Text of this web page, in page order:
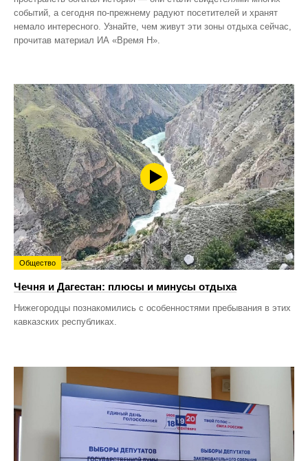
событий, а сегодня по‑прежнему радуют посетителей и хранят
немало интересного. Узнайте, чем живут эти зоны отдыха сейчас,
прочитав материал ИА «Время Н».
Общество
Чечня и Дагестан: плюсы и минусы отдыха
Нижегородцы познакомились с особенностями пребывания в этих
кавказских республиках.